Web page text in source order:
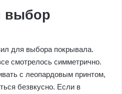
выбор
для выбора покрывала.
смотрелось симметрично.
с леопардовым принтом,
безвкусно. Если в